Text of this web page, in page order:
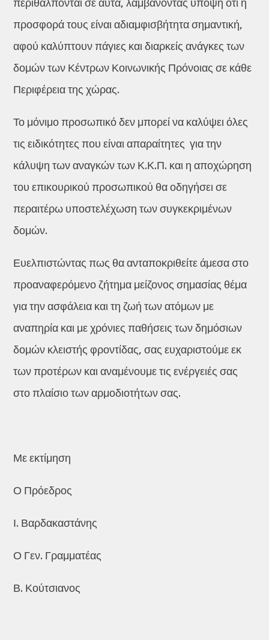
προσφορά τους είναι αδιαμφισβήτητα σημαντική,
αφού καλύπτουν πάγιες και διαρκείς ανάγκες των
δομών των Κέντρων Κοινωνικής Πρόνοιας σε κάθε
Περιφέρεια της χώρας.
Το μόνιμο προσωπικό δεν μπορεί να καλύψει όλες
τις ειδικότητες που είναι απαραίτητες για την
κάλυψη των αναγκών των Κ.Κ.Π. και η αποχώρηση
του επικουρικού προσωπικού θα οδηγήσει σε
περαιτέρω υποστελέχωση των συγκεκριμένων
δομών.
Ευελπιστώντας πως θα ανταποκριθείτε άμεσα στο
προαναφερόμενο ζήτημα μείζονος σημασίας θέμα
για την ασφάλεια και τη ζωή των ατόμων με
αναπηρία και με χρόνιες παθήσεις των δημόσιων
δομών κλειστής φροντίδας, σας ευχαριστούμε εκ
των προτέρων και αναμένουμε τις ενέργειές σας
στο πλαίσιο των αρμοδιοτήτων σας.
Με εκτίμηση
Ο Πρόεδρος
Ι. Βαρδακαστάνης
Ο Γεν. Γραμματέας
Β. Κούτσιανος